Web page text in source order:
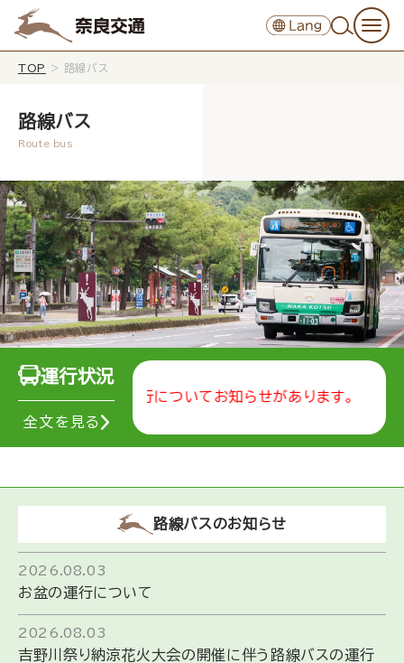
TOP > 路線バス
路線バス
運行状況
全文を見る
の運行についてお知らせがあります。
路線バスのお知らせ
2026.08.03
お盆の運行について
2026.08.03
吉野川祭り納涼花火大会の開催に伴う路線バスの運行